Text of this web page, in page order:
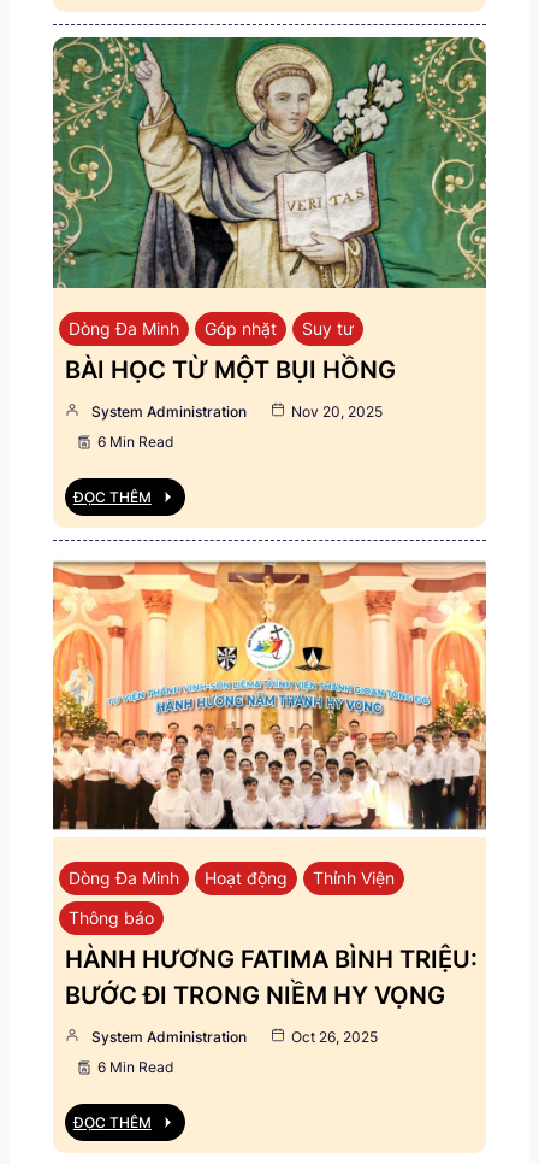
Dòng Đa Minh Góp nhặt Suy tư
BÀI HỌC TỪ MỘT BỤI HỒNG
System Administration
Nov 20, 2025
6 Min Read
ĐỌC THÊM
Dòng Đa Minh Hoạt động
Thỉnh Viện
Thông báo
HÀNH HƯƠNG FATIMA BÌNH TRIỆU:
BƯỚC ĐI TRONG NIỀM HY VỌNG
System Administration
Oct 26, 2025
6 Min Read
ĐỌC THÊM